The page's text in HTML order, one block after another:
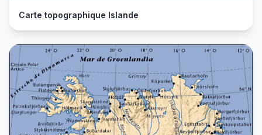
Carte topographique Islande